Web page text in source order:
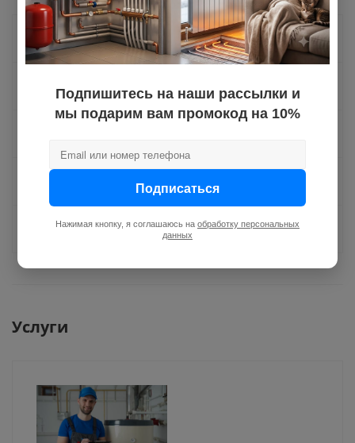
Как купить
Оплата
Задать вопрос
Услуги
Подпишитесь на наши рассылки и
мы подарим вам промокод на 10%
Подписаться
Нажимая кнопку, я соглашаюсь на обработку персональных
данных